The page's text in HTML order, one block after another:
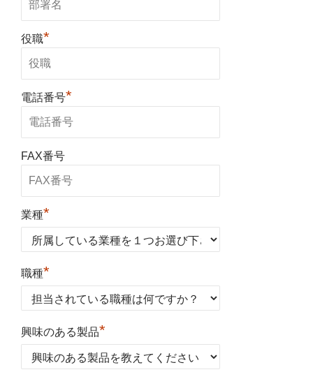
役職*
電話番号*
FAX番号
業種*
職種*
興味のある製品*